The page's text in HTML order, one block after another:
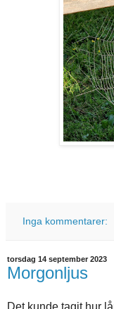
Inga kommentarer:
torsdag 14 september 2023
Morgonljus
Det kunde tagit hur